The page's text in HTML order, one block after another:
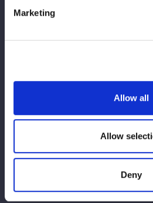
Marketing
Allow all
Allow
Deny
●タイガーマスク
●ロビー・エックス（Unbound Co.
★CMLLホームページはコチラ